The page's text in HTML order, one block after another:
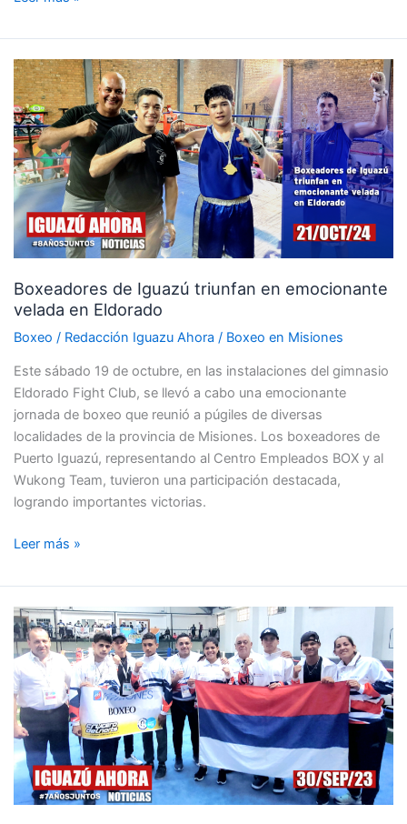
Boxeadores de Iguazú triunfan en emocionante
velada en Eldorado
Boxeo / Redacción Iguazu Ahora / Boxeo en Misiones
Este sábado 19 de octubre, en las instalaciones del gimnasio
Eldorado Fight Club, se llevó a cabo una emocionante
jornada de boxeo que reunió a púgiles de diversas
localidades de la provincia de Misiones. Los boxeadores de
Puerto Iguazú, representando al Centro Empleados BOX y al
Wukong Team, tuvieron una participación destacada,
logrando importantes victorias.
Boxeadores
de
Iguazú
triunfan
en
emocionante
velada
en
Eldorado
Leer más »
MISIONES
REGRESA
A
LA
FINAL
DE
LOS
JUEGOS
NACIONALES